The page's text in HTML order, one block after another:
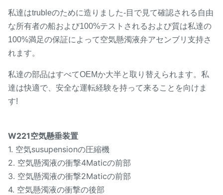
私達はtrubleのために造りました-目で見て確認される自由
な所有者の船および100%テストされるおよび質は私達の
100%満足の保証によって空気懸濁液弁アセンブリ支持さ
れます。
私達の部品はすべてOEMか大半と取り替えられます。私
達は快適で、安全な運転経験を持って来ることを向けま
す!
W221空気懸垂装置
1. 空気susupensionの圧縮機
2. 空気懸濁液の衝撃4Maticの前部
3. 空気懸濁液の衝撃2Maticの前部
4. 空気懸濁液の衝撃の後部